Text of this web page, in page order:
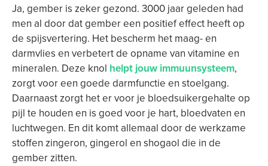
Ja, gember is zeker gezond. 3000 jaar geleden had
men al door dat gember een positief effect heeft op
de spijsvertering. Het bescherm het maag- en
darmvlies en verbetert de opname van vitamine en
mineralen. Deze knol helpt jouw immuunsysteem,
zorgt voor een goede darmfunctie en stoelgang.
Daarnaast zorgt het er voor je bloedsuikergehalte op
pijl te houden en is goed voor je hart, bloedvaten en
luchtwegen. En dit komt allemaal door de werkzame
stoffen zingeron, gingerol en shogaol die in de
gember zitten.